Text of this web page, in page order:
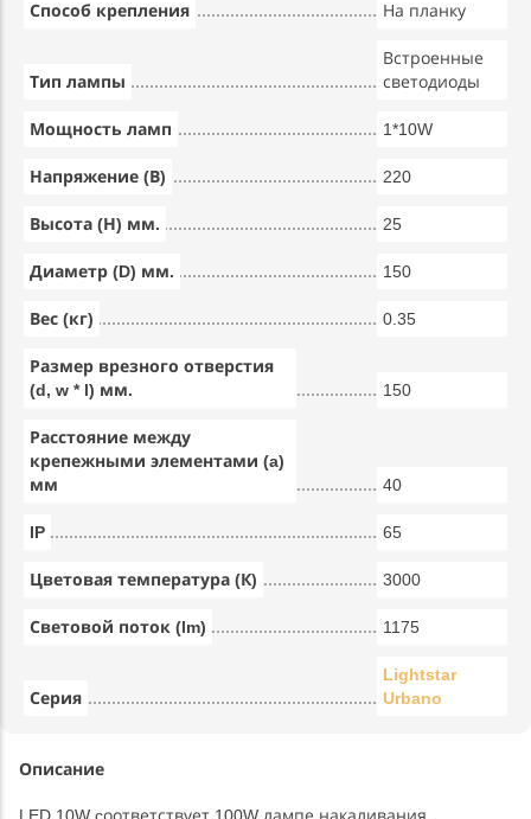
Способ крепления На планку
Тип лампы
Встроенные
светодиоды
Мощность ламп 1*10W
Напряжение (В) 220
Высота (Н) мм. 25
Диаметр (D) мм. 150
Вес (кг) 0.35
Размер врезного отверстия
(d, w * l) мм.
150
Расстояние между
крепежными элементами (a)
мм
40
IP 65
Цветовая температура (К) 3000
Световой поток (lm) 1175
Серия
Lightstar
Urbano
Описание